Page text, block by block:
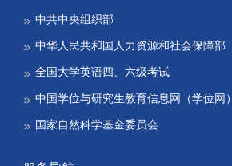
中共中央组织部
中华人民共和国人力资源和社会保障部
全国大学英语四、六级考试
中国学位与研究生教育信息网（学位网）
国家自然科学基金委员会